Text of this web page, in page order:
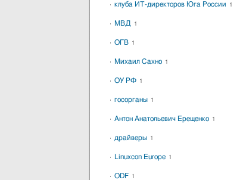
клуба ИТ-директоров Юга России 1
МВД 1
ОГВ 1
Михаил Сахно 1
ОУ РФ 1
госорганы 1
Антон Анатольевич Ерещенко 1
драйверы 1
Linuxcon Europe 1
ODF 1